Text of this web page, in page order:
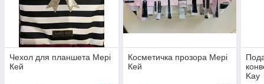
Чехол для планшета Мері
Кей
Косметичка прозора Мері
Кей
Kay